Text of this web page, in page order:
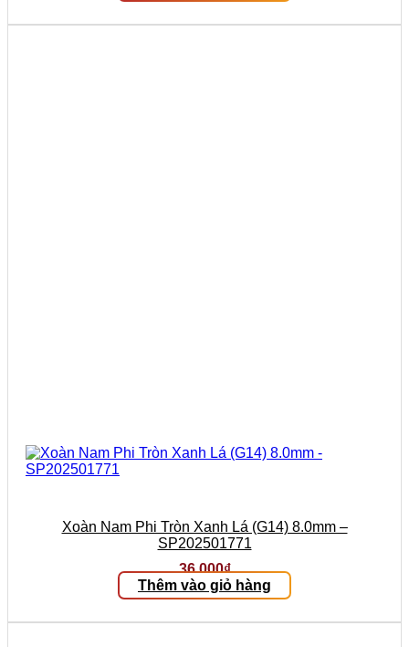
Xoàn Nam Phi Tròn Xanh Lá (G14) 8.0mm –
SP202501771
36.000₫
Thêm vào giỏ hàng